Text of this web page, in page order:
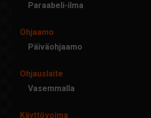
Paraabeli-ilma
Ohjaamo
Päiväohjaamo
Ohjauslaite
Vasemmalla
Käyttövoima